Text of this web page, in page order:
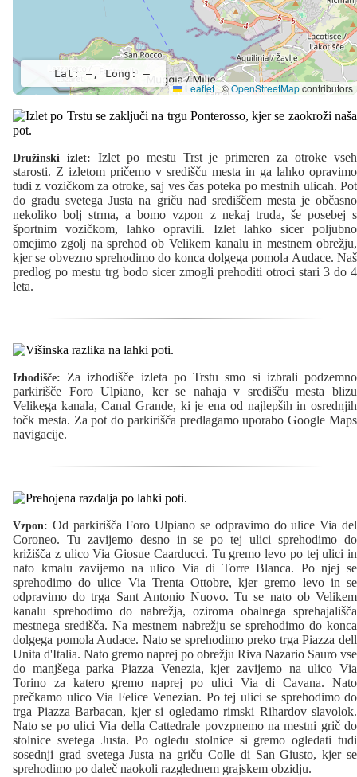
Lat: –, Long: –
Leaflet | ©OpenStreetMapcontributors
Družinski izlet:
Izlet po mestu Trst je primeren za otroke vseh
starosti. Z izletom pričemo v središču mesta in ga lahko opravimo
tudi z vozičkom za otroke, saj ves čas poteka po mestnih ulicah. Pot
do gradu svetega Justa na griču nad središčem mesta je občasno
nekoliko bolj strma, a bomo vzpon z nekaj truda, še posebej s
športnim vozičkom, lahko opravili. Izlet lahko sicer poljubno
omejimo zgolj na sprehod ob Velikem kanalu in mestnem obrežju,
kjer se obvezno sprehodimo do konca dolgega pomola Audace. Naš
predlog po mestu trg bodo sicer zmogli prehoditi otroci stari 3 do 4
leta.
Izhodišče: Za izhodišče izleta po Trstu smo si izbrali podzemno
parkirišče Foro Ulpiano, ker se nahaja v središču mesta blizu
Velikega kanala, Canal Grande, ki je ena od najlepših in osrednjih
točk mesta. Za pot do parkirišča predlagamo uporabo Google Maps
navigacije.
Vzpon: Od parkirišča Foro Ulpiano se odpravimo do ulice Via del
Coroneo. Tu zavijemo desno in se po tej ulici sprehodimo do
križišča z ulico Via Giosue Caarducci. Tu gremo levo po tej ulici in
nato kmalu zavijemo na ulico Via di Torre Blanca. Po njej se
sprehodimo do ulice Via Trenta Ottobre, kjer gremo levo in se
odpravimo do trga Sant Antonio Nuovo. Tu se nato ob Velikem
kanalu sprehodimo do nabrežja, oziroma obalnega sprehajališča
mestnega središča. Na mestnem nabrežju se sprehodimo do konca
dolgega pomola Audace. Nato se sprehodimo preko trga Piazza dell
Unita d'Italia. Nato gremo naprej po obrežju Riva Nazario Sauro vse
do manjšega parka Piazza Venezia, kjer zavijemo na ulico Via
Torino za katero gremo naprej po ulici Via di Cavana. Nato
prečkamo ulico Via Felice Venezian. Po tej ulici se sprehodimo do
trga Piazza Barbacan, kjer si ogledamo rimski Rihardov slavolok.
Nato se po ulici Via della Cattedrale povzpnemo na mestni grič do
stolnice svetega Justa. Po ogledu stolnice si gremo ogledati tudi
sosednji grad svetega Justa na griču Colle di San Giusto, kjer se
sprehodimo po daleč naokoli razglednem grajskem obzidju.